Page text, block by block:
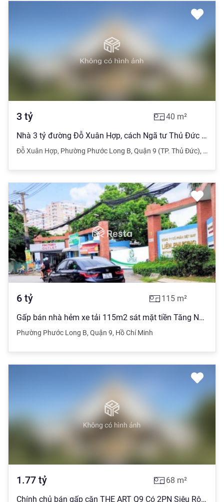
3 tỷ 40 m²
Nhà 3 tỷ đường Đỗ Xuân Hợp, cách Ngã tư Thủ Đức 230m, vào ở ngay.
Đỗ Xuân Hợp, Phường Phước Long B, Quận 9 (TP. Thủ Đức),
6 tỷ 115 m²
Gấp bán nhà hẻm xe tải 115m2 sát mặt tiền Tăng Nhơn Phú chỉ còn 6 tỷ
Phường Phước Long B, Quận 9, Hồ Chí Minh
1.77 tỷ 68 m²
Chính chủ bán gấp căn THE ART Q9 Có 2PN Siêu Rộng